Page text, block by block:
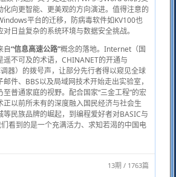
化向更智能、更美观的方向演进。值得注意的
平台的迁移，防病毒软件如KV100也
日益复杂的系统环境与数据安全挑战。
自“信息高速公路”概念的落地。Internet（国
遥不可及的术语，CHINANET的开通与
器）的拨号声，让部分先行者得以窥见全球
件、BBS以及局域网技术开始走出实验室，
普通家庭的视野。配合国家“三金工程”的宏
正以前所未有的深度融入国民经济与社会生
等民族品牌的崛起，到编程爱好者对BASIC与
看到的是一个充满活力、求知若渴的中国电
13期 / 1763篇